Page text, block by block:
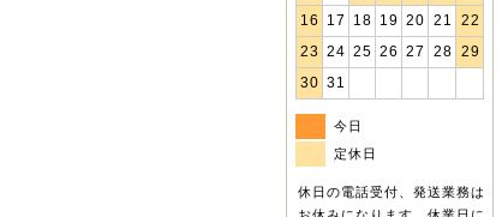
16
17 18 19 20 21
22
23 24 25 26 27 28 29
30 31
今日
定休日
休日の電話受付、発送業務は